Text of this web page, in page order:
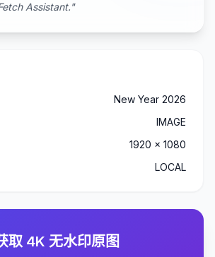
Assistant."
New Year 2026
IMAGE
1920 x 1080
LOCAL
取 4K 无水印原图